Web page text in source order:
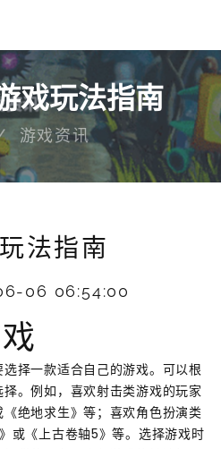
戏玩法指南
游戏资讯
法指南
06 06:54:00
择一款适合自己的游戏。可以根
。例如，喜欢射击类游戏的玩家
绝地求生》等；喜欢角色扮演类
或《上古卷轴5》等。选择游戏时